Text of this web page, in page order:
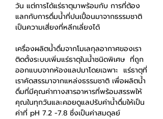
วัน แต่การได้แร่ธาตุมาพร้อมกับ การที่ต้อง
แลกกับการดื่มน้ำที่ปนเปื้อนมาจากธรรมชาติ
เป็นความเสี่ยงที่หลีกเลี่ยงได้
เครื่องผลิตน้ำดื่มจากโมเลกุลอากาศของเรา
ติดตั้งระบบเพิ่มแร่ธาตุในน้ำชนิดพิเศษ ที่ถูก
ออกแบบจากห้องแลปมาโดยเฉพาะ แร่ธาตุที่
เราคัดสรรมาจากแหล่งธรรมชาติ เพื่อผลิตน้ำ
ดื่มที่มีคุณค่าทางสารอาหารที่พร้อมสรรพให้
คุณในทุกวันและคอยดูแลปรับค่าน้ำดื่มให้เป็น
ค่าที่ pH 7.2 -7.8 ซึ่งเป็นค่าสมดุลย์